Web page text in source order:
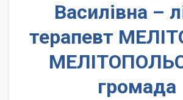
Василівна –
терапевт
громада